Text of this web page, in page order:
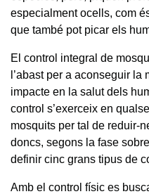
especialment ocells, com
que també pot picar els
El control integral de
l’abast per a aconseguir
impacte en la salut dels
control s’exerceix en
mosquits per tal de reduir-
doncs, segons la fase
definir cinc grans tipus de
Amb el control físic es